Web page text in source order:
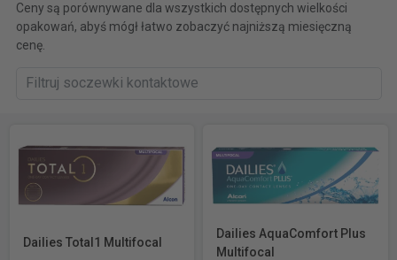
Ceny są porównywane dla wszystkich dostępnych wielkości
opakowań, abyś mógł łatwo zobaczyć najniższą miesięczną
cenę.
Dailies Total1 Multifocal
Dailies AquaComfort Plus
Multifocal